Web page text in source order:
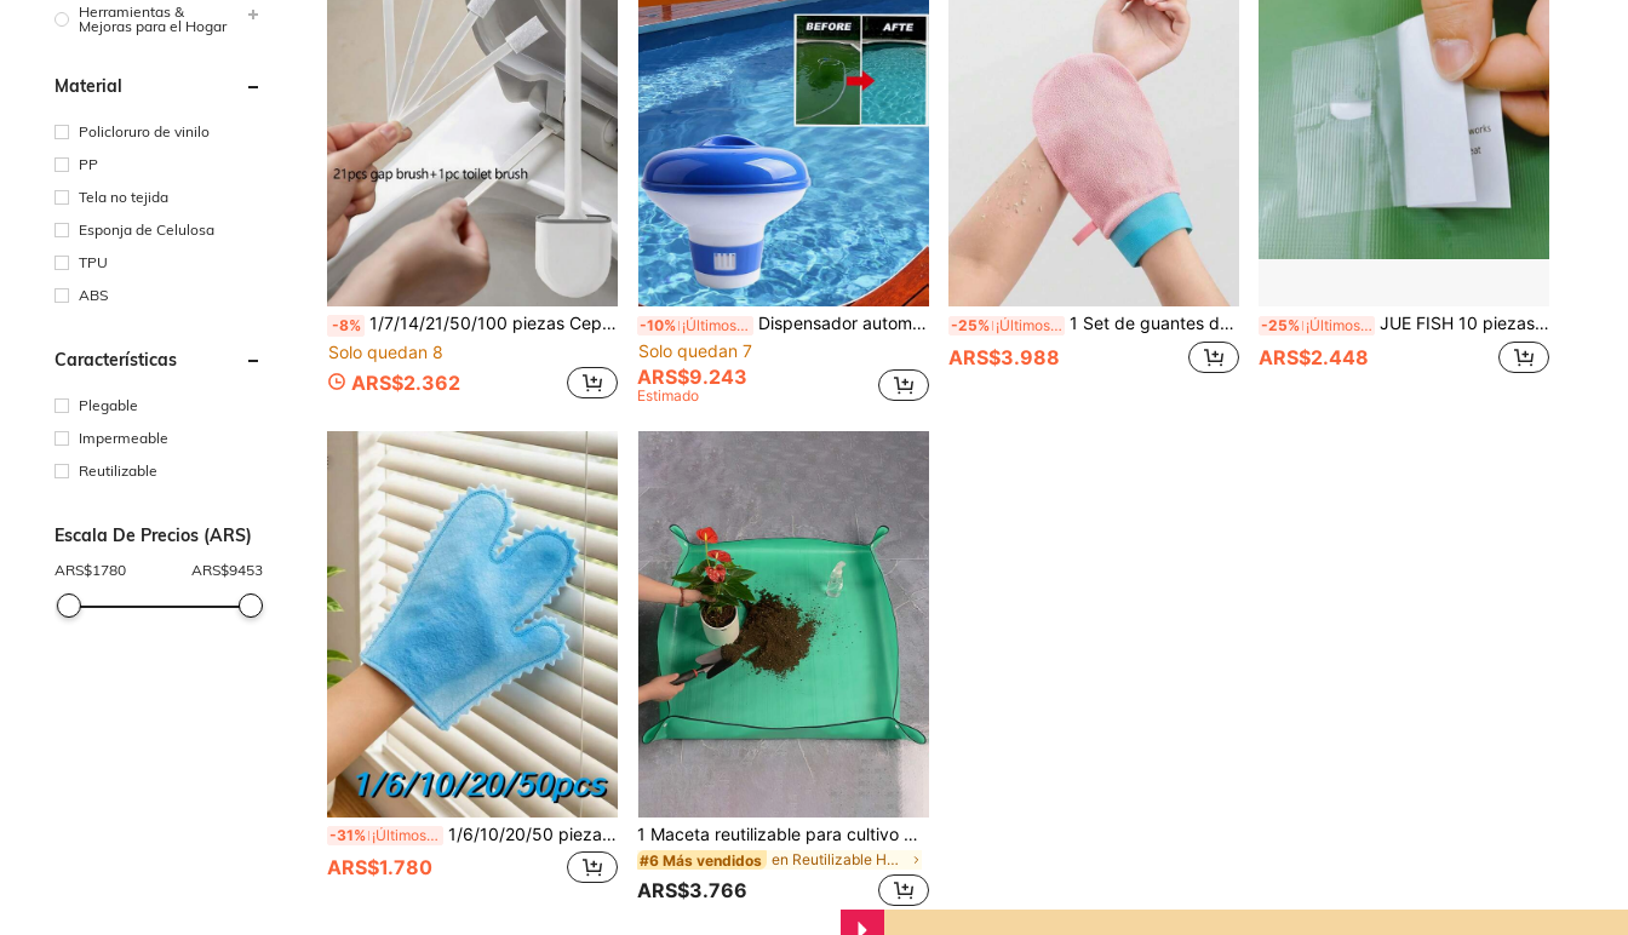
Herramientas &
Mejoras para el Hogar
Material
Policloruro de vinilo
PP
Tela no tejida
Esponja de Celulosa
TPU
ABS
Características
Plegable
Impermeable
Reutilizable
Escala De Precios (ARS)
ARS$1780 ARS$9453
-8% 1/7/14/21/50/100 piezas Cepillo de limpieza de ranuras, mini cepillo de plástico blanco para ranuras, cepillo de teclado para decoración del hogar y baño, cepillo de decoración de otoño para ranura del inodoro, asiento del inodoro, ranura del desagüe del piso, limpieza de rincones muertos del baño, riel de ventana, ranura de ventana, riel de puerta corrediza, limpieza de persianas, limpieza de rejilla de aire acondicionado, limpieza de ranuras de muebles, cepillo de ranura de estufa
Solo quedan 8
ARS$2.362
-10% ¡Últimos 3 días
Dispensador automático retráctil flotante para tabletas de piscina - Hecho de plástico duradero, conveniente para el mantenimiento de la piscina
Solo quedan 7
ARS$9.243
Estimado
-25% ¡Últimos 3 días 1 Set de guantes de baño exfoliantes de doble cara de alta calidad, adecuados para hombres y mujeres, para una limpieza profunda, eliminación de piel muerta, suavizando y dando brillo a la piel, productos para el cuidado del baño
ARS$3.988
-25% ¡Últimos 3 días JUE FISH 10 piezas Parches de reparación transparentes de TPU, Kit de reparación de botes inflables & productos inflables, Parches de reparación de tiendas de campaña impermeables, Parches de reparación redondos transparentes impermeables para sacos de dormir al aire libre, Parches de reparación reflectantes portátiles adecuados para colchones de aire, anillos de natación, tiendas de campaña, toldos de lona, suministros de playa, accesorios de playa, flotadores de piscina, botes inflables, trampolines, etc.
ARS$2.448
-31% ¡Últimos 3 días 1/6/10/20/50 piezas Guantes de limpieza de microfibra azul y blanco - Guantes de limpieza multiusos para uso seco/húmedo en la cocina, tela no tejida engrosada para limpieza seca/húmeda, guantes de limpieza desechables antiestáticos, fáciles de limpiar, adecuados para cocina, sala de estar, dormitorio, coche, muebles y limpieza de ventanas, guantes de limpieza del hogar
ARS$1.780
1 Maceta reutilizable para cultivo de plantas verdes - Adecuada para plantas de interior y cultivo de verdor - Aplicable para el cultivo de plantas en balcón, reemplazo de tierra - Diseño de maceta cómoda - Incluye suministros de cuidado de plantas, herramientas de riego, herramientas de mantenimiento de jardinería, estera de cultivo de plantas, estera gruesa plegable y portátil a prueba de agua para el trasplante de plantas suculentas de interior, herramientas de macetado
#6 Más vendidos en Reutilizable Herramientas de jardinería
ARS$3.766